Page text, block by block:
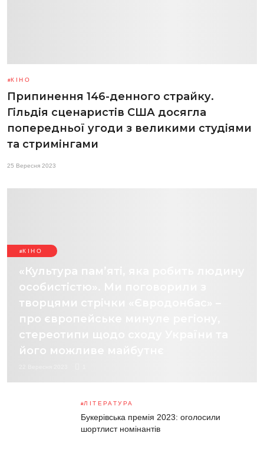
КІНО
Припинення 146-денного страйку.
Гільдія сценаристів США досягла
попередньої угоди з великими студіями
та стримінгами
25 Вересня 2023
КІНО
«Культура пам’яті, яка робить людину
особистістю». Ми поговорили з
творцями стрічки «Євродонбас» –
про європейське минуле регіону,
стереотипи щодо сходу України та
його можливе майбутнє
ЛІТЕРАТУРА
Букерівська премія 2023: оголосили
шортлист номінантів